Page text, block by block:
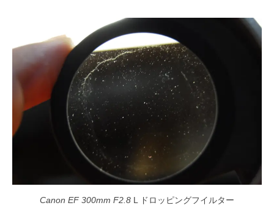
Canon EF 300mm F2.8 L ドロッピングフイルター